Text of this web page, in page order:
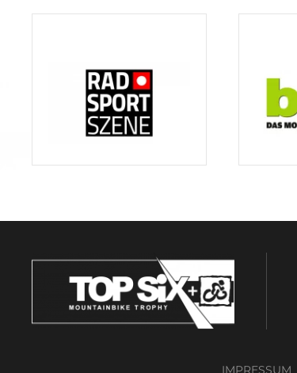
IMPRESSUM